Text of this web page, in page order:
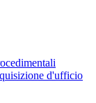
d'ufficio